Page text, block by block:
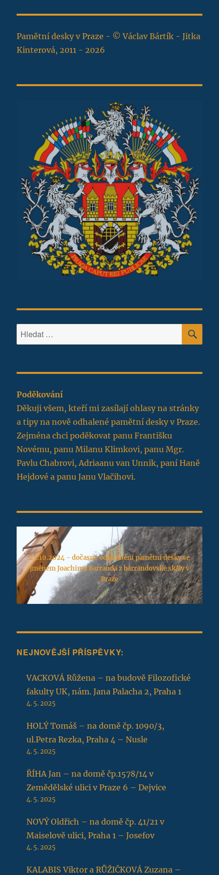
Pamětní desky v Praze - © Václav Bártík - Jitka
Kinterová, 2011 - 2026
Hledat:
Poděkování
Děkuji všem, kteří mi zasílají ohlasy na stránky
a tipy na nově odhalené pamětní desky v Praze.
Zejména chci poděkovat panu Františku
Novému, panu Milanu Klimkovi, panu Mgr.
Pavlu Chabrovi, Adriaanu van Unnik, paní Haně
Hejdové a panu Janu Vlačihovi.
25.10.2024 - dočasné odstranění pamětní desky se
jménem Joachima Barranda z barrandovské skály v
Praze
NEJNOVĚJŠÍ PŘÍSPĚVKY:
VACKOVÁ Růžena – na budově Filozofické
fakulty UK, nám. Jana Palacha 2, Praha 1
4. 5. 2025
HOLÝ Tomáš – na domě čp. 1090/3,
ul.Petra Rezka, Praha 4 – Nusle
4. 5. 2025
ŘÍHA Jan – na domě čp.1578/14 v
Zemědělské ulici v Praze 6 – Dejvice
4. 5. 2025
NOVÝ Oldřich – na domě čp. 41/21 v
Maiselově ulici, Praha 1 – Josefov
4. 5. 2025
KALABIS Viktor a RŮŽIČKOVÁ Zuzana –